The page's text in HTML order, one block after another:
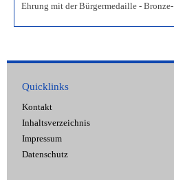
Ehrung mit der Bürgermedaille - Bronze-
Quicklinks
Kontakt
Inhaltsverzeichnis
Impressum
Datenschutz